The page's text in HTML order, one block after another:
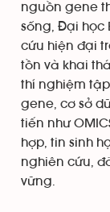
nguồn gene
sống, Đại học
cứu hiện đại
tồn và khai
thí nghiệm
gene, cơ sở
tiến như
hợp, tin sinh
nghiên cứu,
vững.